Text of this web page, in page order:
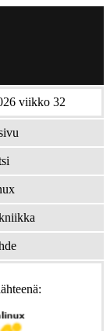
viikko 32